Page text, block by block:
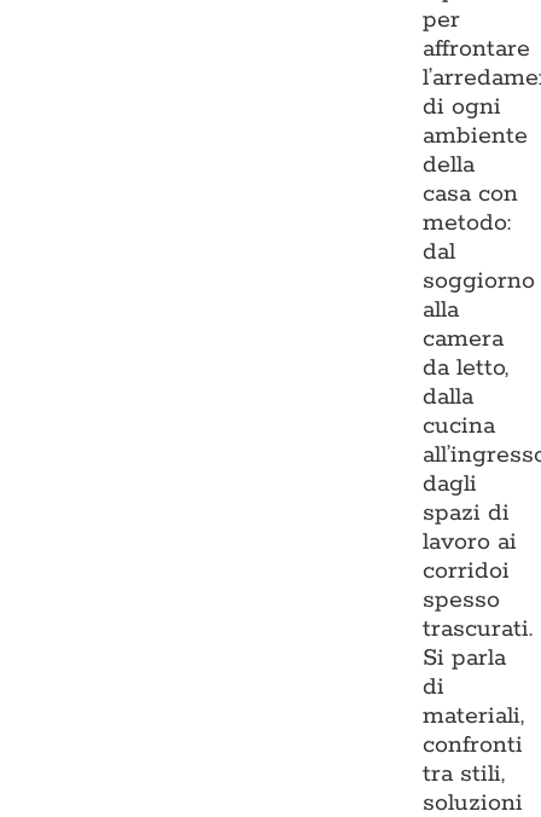
per
affrontare
di ogni
ambiente
della
casa con
metodo:
dal
soggiorno
alla
camera
da letto,
dalla
cucina
dagli
spazi di
lavoro ai
corridoi
spesso
trascurati.
Si parla
di
materiali,
confronti
tra stili,
soluzioni